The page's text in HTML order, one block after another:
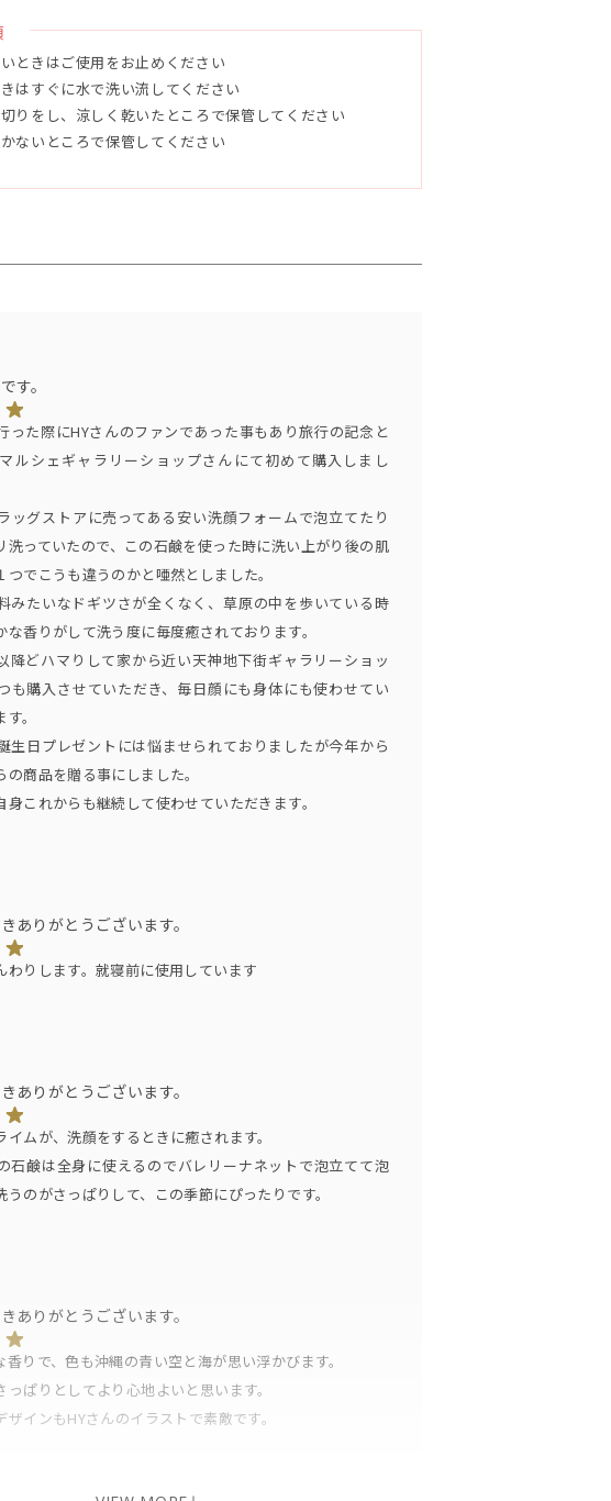
3ヶ月
リン、シア脂、ホホバ油、トレハロース、アロエベラ液
）】
、名嘉俊さん(Dr)、許田信介さん(Ba)、仲宗根泉さん
成。
ルバム『Street Story』はインディーズとしては史上初
ト初登場4週連続1位という偉業を達成し、ミリオンセラ
のアルバムをリリースし、累計で600万枚に到達。
リートライブには2万人が詰めかけ、大きな話題となる。
としては初の主催イベント『SKY Fes 2011』を開催。
を、そしてその想いは空＝SKYを通じて繋がるんだ！と
ぐな思いをコンセプトに、音楽、アート、伝統芸能を集め
た。
ときはご使用をお止めください
はすぐに水で洗い流してください
りをし、涼しく乾いたところで保管してください
ないところで保管してください
す。
った際にHYさんのファンであった事もあり旅行の記念と
ルシェギャラリーショップさんにて初めて購入しまし
ッグストアに売ってある安い洗顔フォームで泡立てたり
洗っていたので、この石鹸を使った時に洗い上がり後の肌
つでこうも違うのかと唖然としました。
みたいなドギツさが全くなく、草原の中を歩いている時
な香りがして洗う度に毎度癒されております。
降どハマりして家から近い天神地下街ギャラリーショッ
も購入させていただき、毎日顔にも身体にも使わせてい
。
生日プレゼントには悩ませられておりましたが今年から
の商品を贈る事にしました。
身これからも継続して使わせていただきます。
ありがとうございます。
わりします。就寝前に使用しています
ありがとうございます。
イムが、洗顔をするときに癒されます。
石鹸は全身に使えるのでバレリーナネットで泡立てて泡
うのがさっぱりして、この季節にぴったりです。
ありがとうございます。
香りで、色も沖縄の青い空と海が思い浮かびます。
ぱりとしてより心地よいと思います。
ザインもHYさんのイラストで素敵です。